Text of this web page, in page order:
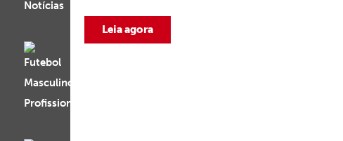
Leia agora